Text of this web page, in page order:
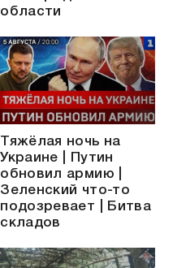
области
Тяжёлая ночь на
Украине | Путин
обновил армию |
Зеленский что-то
подозревает | Битва
складов